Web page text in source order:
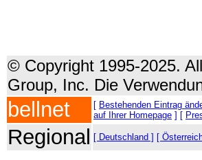
© Copyright 1995-2025.
Group, Inc. Die
bellnet [ Bestehenden Eintrag
auf Ihrer Homepage ] [
Regional [ Deutschland ] [